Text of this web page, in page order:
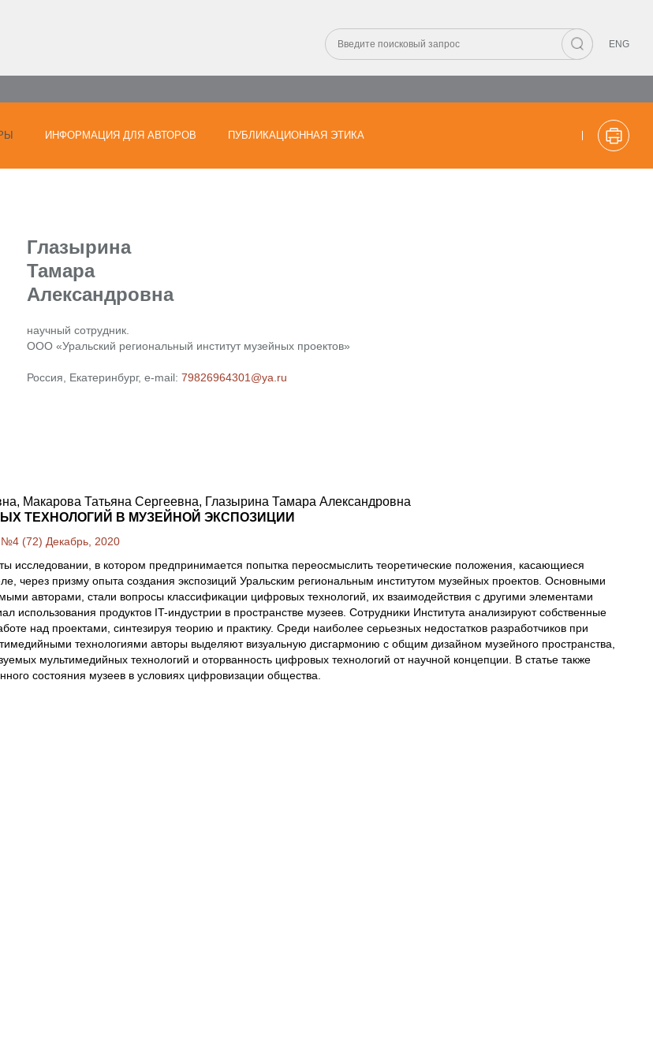
ENG
ИНФОРМАЦИЯ ДЛЯ АВТОРОВ ПУБЛИКАЦИОННАЯ ЭТИКА
Глазырина
Тамара
Александровна
научный сотрудник.
ООО «Уральский региональный институт музейных проектов»
Россия, Екатеринбург, e-mail: 79826964301@ya.ru
Макарова Татьяна Сергеевна, Глазырина Тамара Александровна
ТЕХНОЛОГИЙ В МУЗЕЙНОЙ ЭКСПОЗИЦИИ
№4 (72) Декабрь, 2020
исследовании, в котором предпринимается попытка переосмыслить теоретические положения, касающиеся
через призму опыта создания экспозиций Уральским региональным институтом музейных проектов. Основными
авторами, стали вопросы классификации цифровых технологий, их взаимодействия с другими элементами
использования продуктов IT-индустрии в пространстве музеев. Сотрудники Института анализируют собственные
над проектами, синтезируя теорию и практику. Среди наиболее серьезных недостатков разработчиков при
технологиями авторы выделяют визуальную дисгармонию с общим дизайном музейного пространства,
мультимедийных технологий и оторванность цифровых технологий от научной концепции. В статье также
состояния музеев в условиях цифровизации общества.